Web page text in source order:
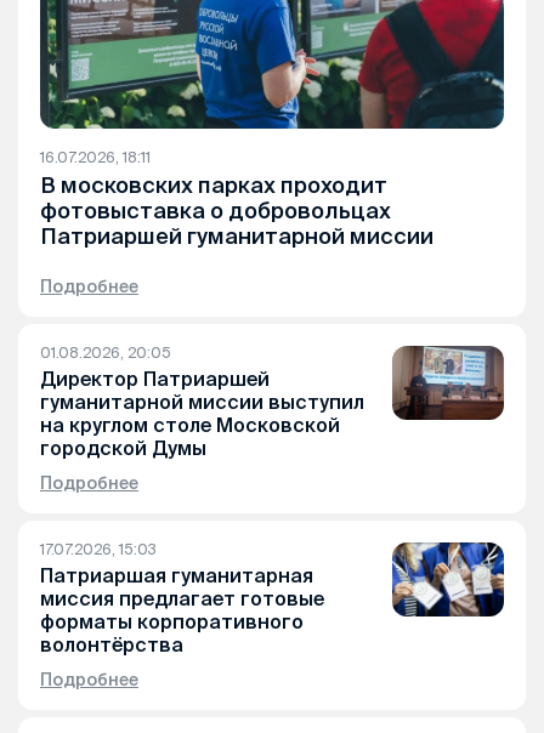
16.07.2026, 18:11
В московских парках проходит
фотовыставка о добровольцах
Патриаршей гуманитарной миссии
Подробнее
01.08.2026, 20:05
Директор Патриаршей
гуманитарной миссии выступил
на круглом столе Московской
городской Думы
Подробнее
17.07.2026, 15:03
Патриаршая гуманитарная
миссия предлагает готовые
форматы корпоративного
волонтёрства
Подробнее